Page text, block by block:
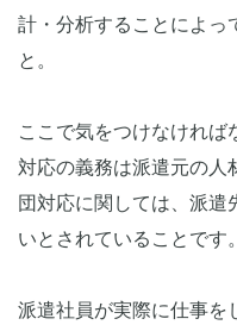
計・分析することによっ
と。
ここで気をつけなければ
対応の義務は派遣元の人
団対応に関しては、派遣
いとされていることです。
派遣社員が実際に仕事を